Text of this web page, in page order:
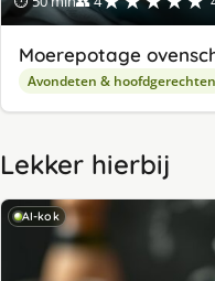
Moerepotage
Avondeten & hoofdgerechten
Lekker hierbij
AI-kok